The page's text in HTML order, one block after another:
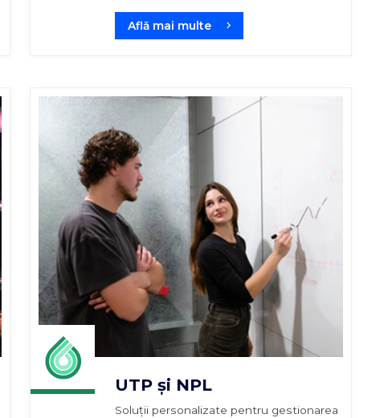
Află mai multe
UTP și NPL
Soluții personalizate pentru gestionarea